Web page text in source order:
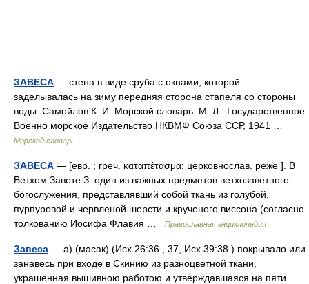
ЗАВЕСА — стена в виде сруба с окнами, которой
заделывалась на зиму передняя сторона стапеля со стороны
воды. Самойлов К. И. Морской словарь. М. Л.: Государственное
Военно морское Издательство НКВМФ Союза ССР, 1941 …
Морской словарь
ЗАВЕСА — [евр. ; греч. καταπέτασμα; церковнослав. реже ]. В
Ветхом Завете З. один из важных предметов ветхозаветного
богослужения, представлявший собой ткань из голубой,
пурпуровой и червленой шерсти и крученого виссона (согласно
толкованию Иосифа Флавия …
Православная энциклопедия
Завеса — а) (масак) (Исх.26:36 , 37, Исх.39:38 ) покрывало или
занавесь при входе в Скинию из разноцветной ткани,
украшенная вышивною работою и утверждавшаяся на пяти